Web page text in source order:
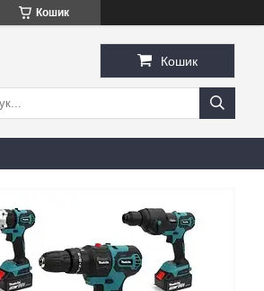
Кошик
Кошик